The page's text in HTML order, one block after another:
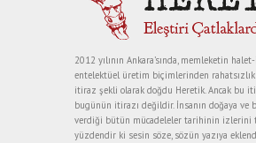
2012 yılının Ankara’sında, memleketin
entelektüel üretim biçimlerinden
itiraz şekli olarak doğdu Heretik. Ancak bu
bugünün itirazı değildir. İnsanın doğaya ve
verdiği bütün mücadeleler tarihinin izlerini
yüzdendir ki sesin söze, sözün yazıya